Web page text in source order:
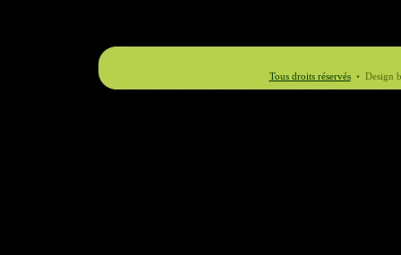
Tous droits réservés• Design